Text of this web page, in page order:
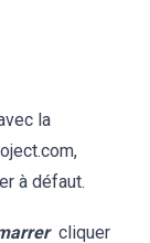
la
à défaut.
cliquer